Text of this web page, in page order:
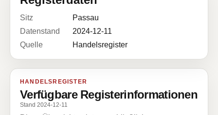
Sitz
Passau
Datenstand
2024-12-11
Quelle
Handelsregister
HANDELSREGISTER
Verfügbare Registerinformationen
Stand 2024-12-11